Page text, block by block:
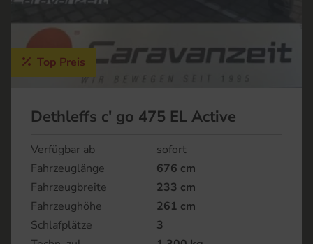
Top Preis
Dethleffs c' go 475 EL Active
Verfügbar ab
sofort
Fahrzeuglänge
676 cm
Fahrzeugbreite
233 cm
Fahrzeughöhe
261 cm
Schlafplätze
3